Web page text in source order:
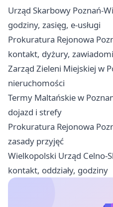
Urząd Skarbowy Poznań-
godziny, zasięg, e-usługi
Prokuratura Rejonowa
kontakt, dyżury,
Zarząd Zieleni Miejskiej w
nieruchomości
Termy Maltańskie w
dojazd i strefy
Prokuratura Rejonowa
zasady przyjęć
Wielkopolski Urząd Celno-
kontakt, oddziały, godziny